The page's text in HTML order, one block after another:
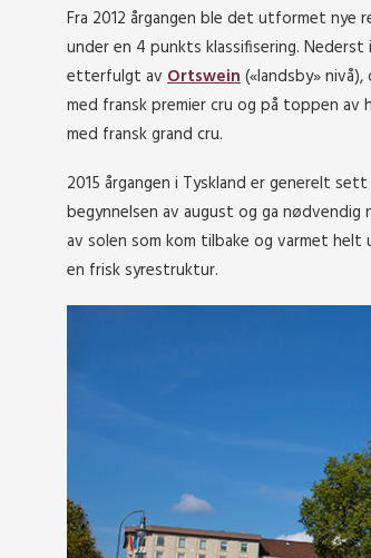
Fra 2012 årgangen ble det utformet nye
under en 4 punkts klassifisering. Nederst
etterfulgt av Ortswein(«landsby»
med fransk premier cru og på toppen av
med fransk grand cru.
2015 årgangen i Tyskland er generelt
begynnelsen av august og ga
av solen som kom tilbake og varmet
en frisk syrestruktur.